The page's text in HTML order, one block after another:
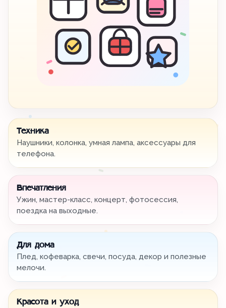
Техника
Наушники, колонка, умная лампа, аксессуары для
телефона.
Впечатления
Ужин, мастер-класс, концерт, фотосессия,
поездка на выходные.
Для дома
Плед, кофеварка, свечи, посуда, декор и полезные
мелочи.
Красота и уход